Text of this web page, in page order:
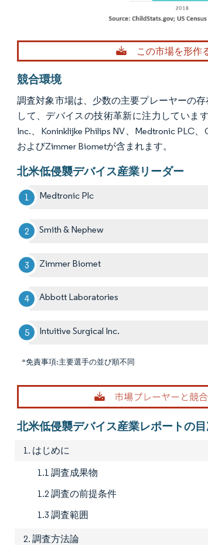
画像 © Mordor Intelligence。再利用にはCC BY 4.0の表示が
この市場を形作
競合環境
調査対象市場は、少数の主要プレーヤーの
して、デバイスの技術革新に注力していま
Inc.、Koninklijke Philips NV、Medtronic PLC
およびZimmer Biometが含まれます。
北米低侵襲デバイス産業リーダー
Medtronic Plc
Smith & Nephew
Zimmer Biomet
Abbott Laboratories
Intuitive Surgical Inc.
*免責事項:主要選手の並び順不同
北米低侵襲デバイス産業レポートの
1. はじめに
1.1 調査成果物
1.2 調査の前提条件
1.3 調査範囲
2. 調査方法論